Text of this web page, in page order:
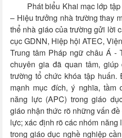
Phát biểu Khai mạc lớp tập
– Hiệu trưởng nhà trường thay
thể nhà giáo của trường gửi lời
cục GDNN, Hiệp hội ATEC,
Trung tâm Pháp ngữ châu Á -
chuyên gia đã quan tâm,
trường tổ chức khóa tập
mạnh mục đích, ý nghĩa, tầm
năng lực (APC) trong giáo
giáo nhận thức rõ những vấn
lực; xác định rõ các nhóm
trong giáo dục nghề nghiệp